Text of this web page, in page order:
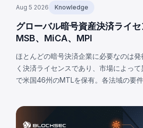
Aug 5 2026 Knowledge
グローバル暗号資産決済ライセ
MSB、MiCA、MPI
ほとんどの暗号決済企業に必要なのは
く決済ライセンスであり、市場によっ
で米国46州のMTLを保有。各法域の要